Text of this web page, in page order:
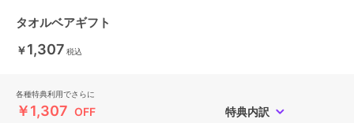
タオルベアギフト
￥1,307 税込
各種特典利用でさらに
￥1,307 OFF 特典内訳